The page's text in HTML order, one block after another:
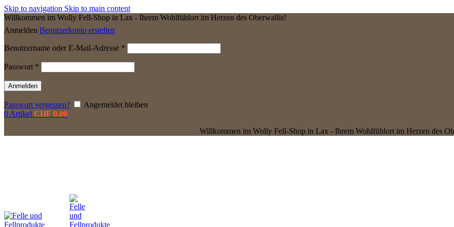
Skip to navigation Skip to main content
Willkommen im Wolly Fell-Shop in Lax - Ihrem Wohlfühlort im Herzen des Oberwallis!
Anmelden Benutzerkonto erstellen
Benutzername oder E-Mail-Adresse *
Passwort *
Anmelden
Passwort vergessen?
Angemeldet bleiben
0 Artikel CHF 0.00
Willkommen im Wolly Fell-Shop in Lax - Ihrem Wohlfühlort im Herzen des